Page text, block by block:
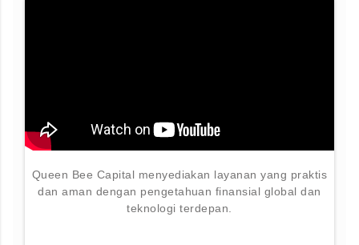
Queen Bee Capital menyediakan layanan yang praktis
dan aman dengan pengetahuan finansial global dan
teknologi terdepan.